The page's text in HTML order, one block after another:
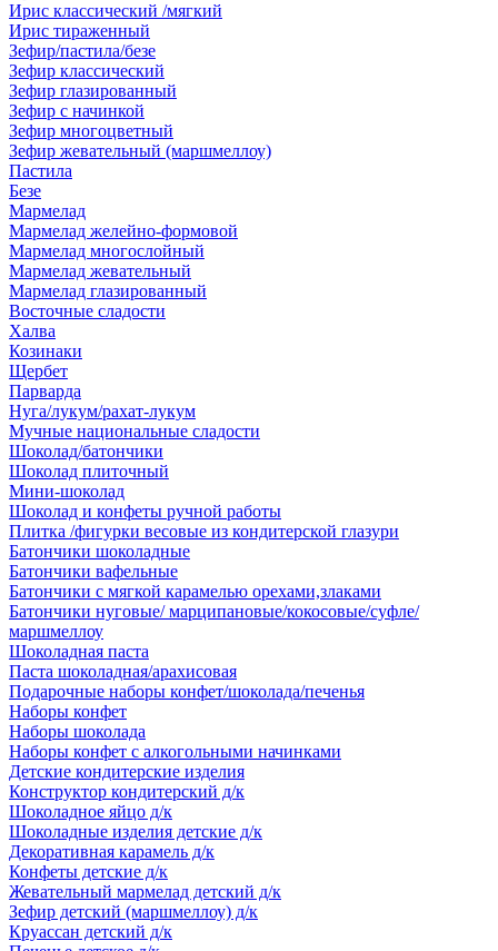
Ирис классический /мягкий
Ирис тираженный
Зефир/пастила/безе
Зефир классический
Зефир глазированный
Зефир с начинкой
Зефир многоцветный
Зефир жевательный (маршмеллоу)
Пастила
Безе
Мармелад
Мармелад желейно-формовой
Мармелад многослойный
Мармелад жевательный
Мармелад глазированный
Восточные сладости
Халва
Козинаки
Щербет
Парварда
Нуга/лукум/рахат-лукум
Мучные национальные сладости
Шоколад/батончики
Шоколад плиточный
Мини-шоколад
Шоколад и конфеты ручной работы
Плитка /фигурки весовые из кондитерской глазури
Батончики шоколадные
Батончики вафельные
Батончики с мягкой карамелью орехами,злаками
Батончики нуговые/ марципановые/кокосовые/суфле/
маршмеллоу
Шоколадная паста
Паста шоколадная/арахисовая
Подарочные наборы конфет/шоколада/печенья
Наборы конфет
Наборы шоколада
Наборы конфет с алкогольными начинками
Детские кондитерские изделия
Конструктор кондитерский д/к
Шоколадное яйцо д/к
Шоколадные изделия детские д/к
Декоративная карамель д/к
Конфеты детские д/к
Жевательный мармелад детский д/к
Зефир детский (маршмеллоу) д/к
Круассан детский д/к